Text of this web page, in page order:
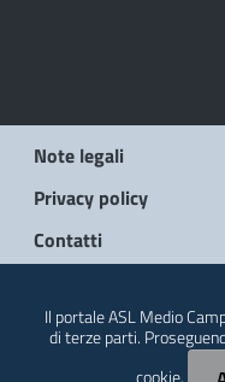
Note legali
Privacy policy
Contatti
Il portale ASL Medio
di terze parti.